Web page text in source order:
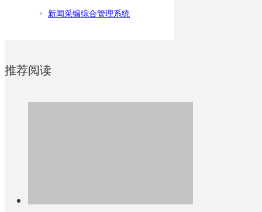
新闻采编综合管理系统
推荐阅读